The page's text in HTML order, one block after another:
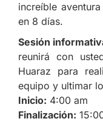
increíble
en 8 días.
Sesión
reunirá con
Huaraz para
equipo y ultimar
Inicio: 4:00 am
Finalización: